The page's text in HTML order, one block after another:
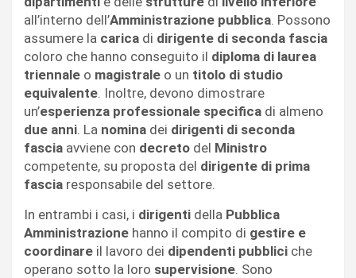
all’interno dell’Amministrazione pubblica. Possono
assumere la carica di dirigente di seconda fascia
coloro che hanno conseguito il diploma di laurea
triennale o magistrale o un titolo di studio
equivalente. Inoltre, devono dimostrare
un’esperienza professionale specifica di almeno
due anni. La nomina dei dirigenti di seconda
fascia avviene con decreto del Ministro
competente, su proposta del dirigente di prima
fascia responsabile del settore.
In entrambi i casi, i dirigenti della Pubblica
Amministrazione hanno il compito di gestire e
coordinare il lavoro dei dipendenti pubblici che
operano sotto la loro supervisione. Sono